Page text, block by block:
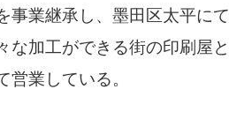
事業継承し、墨田区太平にて
な加工ができる街の印刷屋と
営業している。